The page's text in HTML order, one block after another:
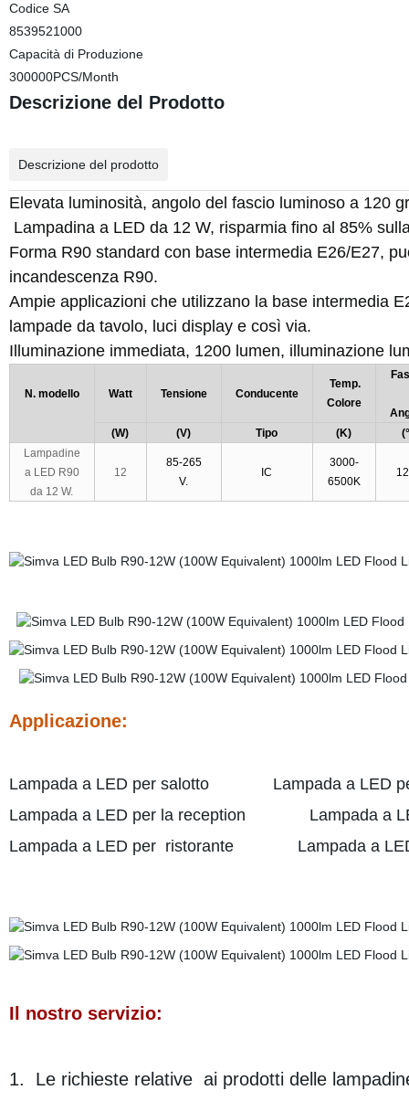
Codice SA
8539521000
Capacità di Produzione
300000PCS/Month
Descrizione del Prodotto
Descrizione del prodotto
Elevata luminosità, angolo del fascio luminoso a 120
Lampadina a LED da 12 W, risparmia fino al 85%
Forma R90 standard con base intermedia E26/E27,
incandescenza R90.
Ampie applicazioni che utilizzano la base intermedia
lampade da tavolo, luci display e così via.
Illuminazione immediata, 1200 lumen, illuminazione
N. modello Watt Tensione Conducente
Temp.
Colore
(W)
(V) Tipo (K)
Lampadine
a LED R90
da 12 W.
12
85-265
V.
IC
3000-
6500K
Applicazione:
Lampada a LED per salotto Lampada a LED
Lampada a LED per la reception Lampada a
Lampada a LED per ristorante Lampada a LED
Il nostro servizio:
1. Le richieste relative ai prodotti delle